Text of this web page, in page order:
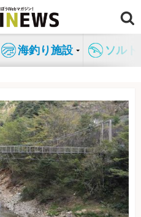
海釣り施設 ソル